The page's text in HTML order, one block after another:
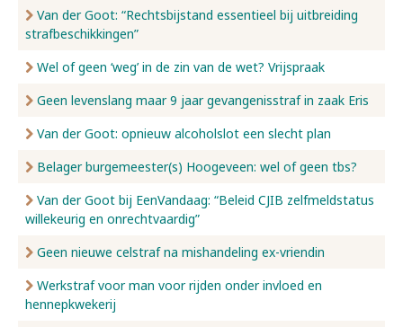
Van der Goot: “Rechtsbijstand essentieel bij uitbreiding
strafbeschikkingen”
Wel of geen ‘weg’ in de zin van de wet? Vrijspraak
Geen levenslang maar 9 jaar gevangenisstraf in zaak Eris
Van der Goot: opnieuw alcoholslot een slecht plan
Belager burgemeester(s) Hoogeveen: wel of geen tbs?
Van der Goot bij EenVandaag: “Beleid CJIB zelfmeldstatus
willekeurig en onrechtvaardig”
Geen nieuwe celstraf na mishandeling ex-vriendin
Werkstraf voor man voor rijden onder invloed en
hennepkwekerij